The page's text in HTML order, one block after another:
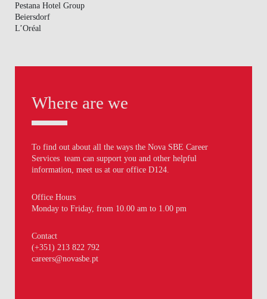
Pestana Hotel Group
Beiersdorf
L’Oréal
Where are we
To find out about all the ways the Nova SBE Career
Services team can support you and other helpful
information, meet us at our office D124.
Office Hours
Monday to Friday, from 10.00 am to 1.00 pm
Contact
(+351) 213 822 792
careers@novasbe.pt